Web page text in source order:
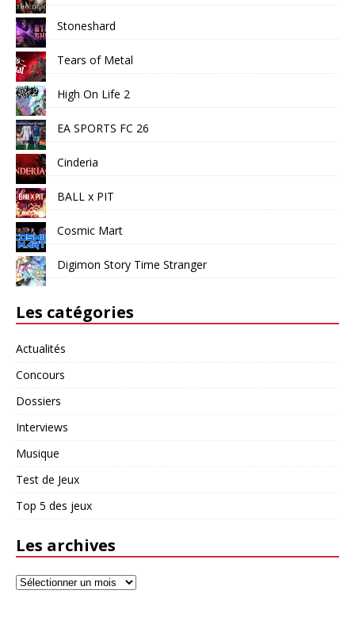
Stoneshard
Tears of Metal
High On Life 2
EA SPORTS FC 26
Cinderia
BALL x PIT
Cosmic Mart
Digimon Story Time Stranger
Les catégories
Actualités
Concours
Dossiers
Interviews
Musique
Test de Jeux
Top 5 des jeux
Les archives